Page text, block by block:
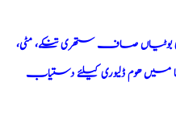
بوٹیاں صاف ستھری تنکے، مٹی،
میں ھوم ڈلیوری کیلئے دستیاب